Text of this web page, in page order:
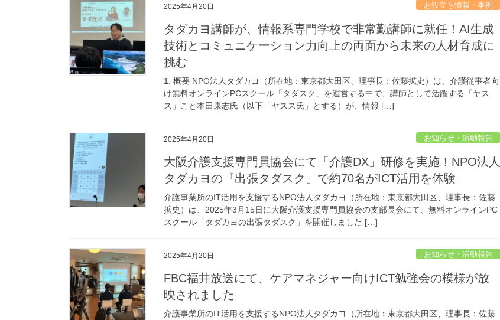
2025年4月20日 お役立ち情報・事例
タダカヨ講師が、情報系専門学校で非常勤講師に就任！AI生成
技術とコミュニケーション力向上の両面から未来の人材育成に
挑む
1. 概要 NPO法人タダカヨ（所在地：東京都大田区、理事長：佐藤拡史）は、介護従事者向
け無料オンラインPCスクール「タダスク」を運営する中で、講師として活躍する「ヤス
ス」こと本田康志氏（以下「ヤスス氏」とする）が、情報 […]
2025年4月20日 お知らせ・活動報告
大阪介護支援専門員協会にて「介護DX」研修を実施！NPO法人
タダカヨの『出張タダスク』で約70名がICT活用を体験
介護事業所のIT活用を支援するNPO法人タダカヨ（所在地：東京都大田区、理事長：佐藤
拡史）は、2025年3月15日に大阪介護支援専門員協会の支部長会にて、無料オンラインPC
スクール「タダカヨの出張タダスク」を開催しました […]
2025年4月20日 お知らせ・活動報告
FBC福井放送にて、ケアマネジャー向けICT勉強会の模様が放
映されました
介護事業所のIT活用を支援するNPO法人タダカヨ（所在地：東京都大田区、理事長：佐藤